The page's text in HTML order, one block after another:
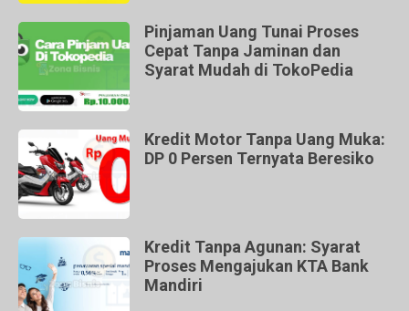
Pinjaman Uang Tunai Proses
Cepat Tanpa Jaminan dan
Syarat Mudah di TokoPedia
Kredit Motor Tanpa Uang Muka:
DP 0 Persen Ternyata Beresiko
Kredit Tanpa Agunan: Syarat
Proses Mengajukan KTA Bank
Mandiri